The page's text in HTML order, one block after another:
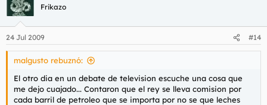
Frikazo
24 Jul 2009 #14
malgusto rebuznó:
El otro dia en un debate de television escuche una cosa que
me dejo cuajado... Contaron que el rey se lleva comision por
cada barril de petroleo que se importa por no se que leches